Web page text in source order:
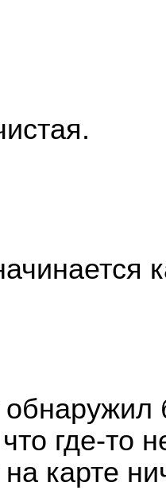
что где-то
карте